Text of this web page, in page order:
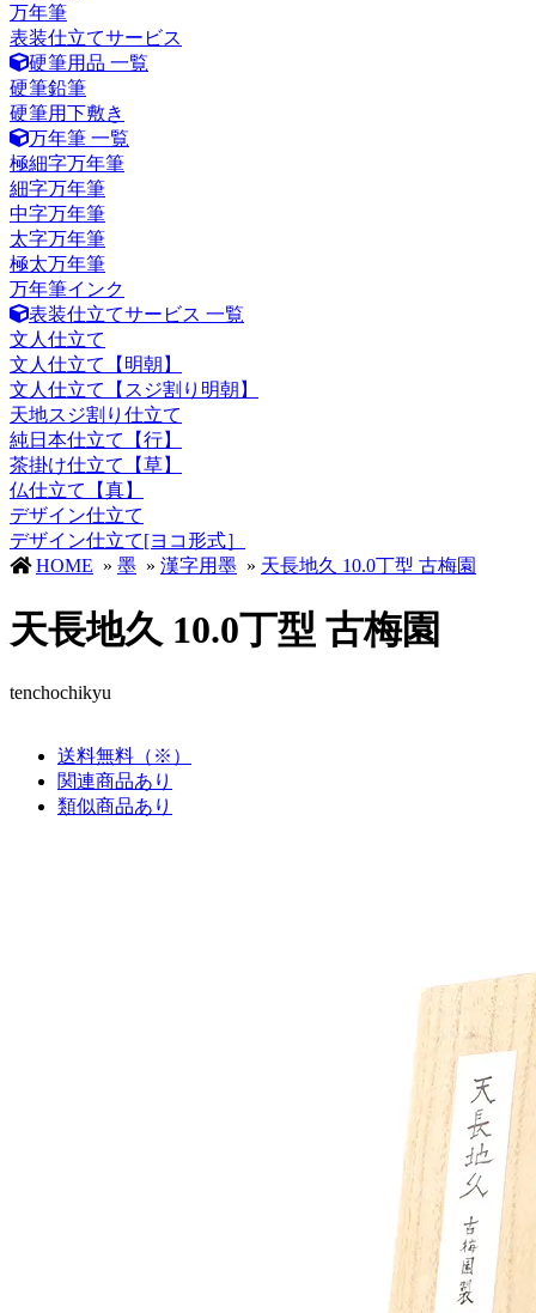
万年筆
表装仕立てサービス
硬筆用品 一覧
硬筆鉛筆
硬筆用下敷き
万年筆 一覧
極細字万年筆
細字万年筆
中字万年筆
太字万年筆
極太万年筆
万年筆インク
表装仕立てサービス 一覧
文人仕立て
文人仕立て【明朝】
文人仕立て【スジ割り明朝】
天地スジ割り仕立て
純日本仕立て【行】
茶掛け仕立て【草】
仏仕立て【真】
デザイン仕立て
デザイン仕立て[ヨコ形式］
HOME » 墨 » 漢字用墨 » 天長地久 10.0丁型 古梅園
天長地久 10.0丁型 古梅園
tenchochikyu
送料無料（※）
関連商品あり
類似商品あり